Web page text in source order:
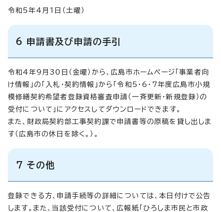
令和5年4月1日（土曜）
6 申請書及び申請の手引
令和4年9月30日（金曜）から、広島市ホームページ「事業者向
け情報」の「入札・契約情報」から「令和5・6・7年度広島市小規
模修繕契約希望者登録資格審査申請（一斉更新・新規登録）の
受付について」にアクセスしてダウンロードできます。
また、財政局契約部工事契約課で申請書等の原稿を貸し出しま
す（広島市の休日を除く。）。
7 その他
登録できる方、申請手続等の詳細については、本日付けで公告
します。また、当該受付について、広報紙「ひろしま市民と市政